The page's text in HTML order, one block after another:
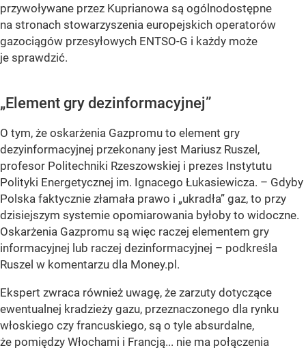
przywoływane przez Kuprianowa są ogólnodostępne
na stronach stowarzyszenia europejskich operatorów
gazociągów przesyłowych ENTSO-G i każdy może
je sprawdzić.
„Element gry dezinformacyjnej”
O tym, że oskarżenia Gazpromu to element gry
dezyinformacyjnej przekonany jest Mariusz Ruszel,
profesor Politechniki Rzeszowskiej i prezes Instytutu
Polityki Energetycznej im. Ignacego Łukasiewicza. – Gdyby
Polska faktycznie złamała prawo i „ukradła” gaz, to przy
dzisiejszym systemie opomiarowania byłoby to widoczne.
Oskarżenia Gazpromu są więc raczej elementem gry
informacyjnej lub raczej dezinformacyjnej – podkreśla
Ruszel w komentarzu dla Money.pl.
Ekspert zwraca również uwagę, że zarzuty dotyczące
ewentualnej kradzieży gazu, przeznaczonego dla rynku
włoskiego czy francuskiego, są o tyle absurdalne,
że pomiędzy Włochami i Francją... nie ma połączenia